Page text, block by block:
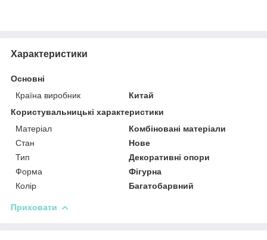
Характеристики
Основні
Країна виробник
Китай
Користувальницькі характеристики
Матеріал
Комбіновані матеріали
Стан
Нове
Тип
Декоративні опори
Форма
Фігурна
Колір
Багатобарвний
Приховати